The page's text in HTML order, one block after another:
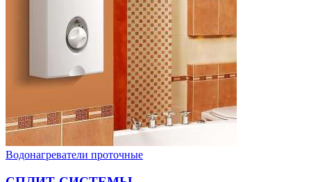
Водонагреватели проточные